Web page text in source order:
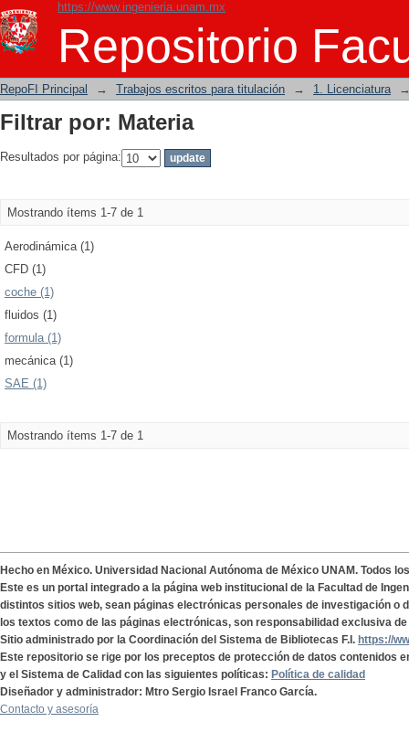
https://www.ingenieria.unam.mx
Repositorio
Filtrar por: Materia
RepoFI Principal → Trabajos escritos para titulación → 1. Licenciatura
Filtrar por: Materia
Resultados por página:
Mostrando ítems 1-7 de 1
Aerodinámica (1)
CFD (1)
coche (1)
fluidos (1)
formula (1)
mecánica (1)
SAE (1)
Mostrando ítems 1-7 de 1
Hecho en México. Universidad Nacional Autónoma de México UNAM. Todos
Este es un portal integrado a la página web institucional de la Facultad de
distintos sitios web, sean páginas electrónicas personales de investigación o
los textos como de las páginas electrónicas, son responsabilidad exclusiva
Sitio administrado por la Coordinación del Sistema de Bibliotecas F.I. https://
Este repositorio se rige por los preceptos de protección de datos contenidos
y el Sistema de Calidad con las siguientes políticas: Política de calidad
Diseñador y administrador: Mtro Sergio Israel Franco García.
Contacto y asesoría